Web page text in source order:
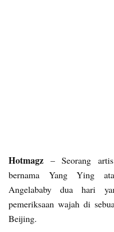
Hotmagz – Seorang
bernama Yang Ying
Angelababy dua hari
pemeriksaan wajah di
Beijing.